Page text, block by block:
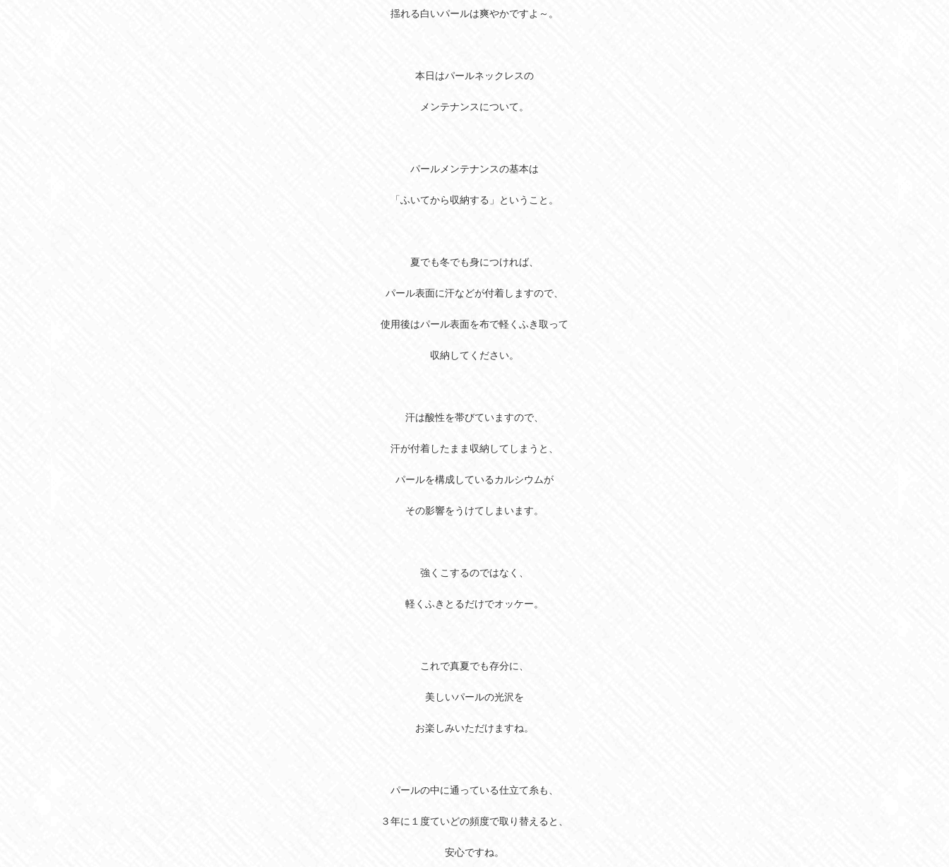
揺れる白いパールは爽やかですよ～。
本日はパールネックレスの
メンテナンスについて。
パールメンテナンスの基本は
「ふいてから収納する」ということ。
夏でも冬でも身につければ、
パール表面に汗などが付着しますので、
使用後はパール表面を布で軽くふき取って
収納してください。
汗は酸性を帯びていますので、
汗が付着したまま収納してしまうと、
パールを構成しているカルシウムが
その影響をうけてしまいます。
強くこするのではなく、
軽くふきとるだけでオッケー。
これで真夏でも存分に、
美しいパールの光沢を
お楽しみいただけますね。
パールの中に通っている仕立て糸も、
３年に１度ていどの頻度で取り替えると、
安心ですね。